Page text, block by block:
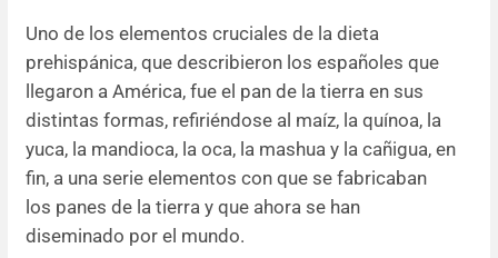
Uno de los elementos cruciales de la dieta
prehispánica, que describieron los españoles que
llegaron a América, fue el pan de la tierra en sus
distintas formas, refiriéndose al maíz, la quínoa, la
yuca, la mandioca, la oca, la mashua y la cañigua, en
fin, a una serie elementos con que se fabricaban
los panes de la tierra y que ahora se han
diseminado por el mundo.